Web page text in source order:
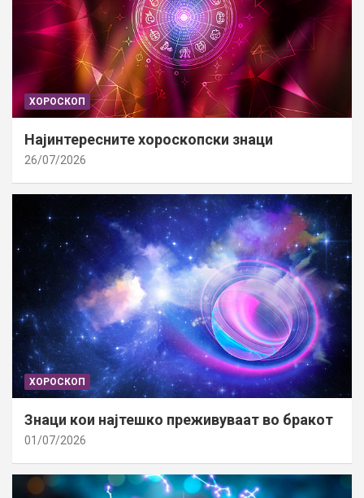
ХОРОСКОП
Најинтересните хороскопски знаци
26/07/2026
ХОРОСКОП
Знаци кои најтешко преживуваат во бракот
01/07/2026